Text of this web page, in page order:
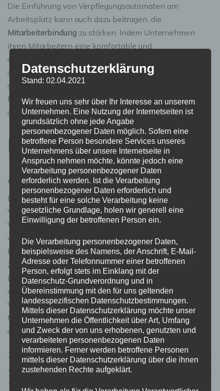
Die Einführung von Verpflegungsautomaten am
Arbeitsplatz kann auch dazu beitragen, die
Mitarbeiterbindung zu stärken. Indem Unternehmen
ihren Mitarbeitern eine komfortable und
abwechslungsreiche Verpflegungsoption bieten,
signalisieren sie Wertschätzung und Fürsorge. Dies kann
sich positiv auf das Arbeitsklima, das Engagement der
Mitarbeiter und letztendlich auf die langfristige Bindung
der Belegschaft auswirken.
Die Zukunft der
Arbeitsverpflegung
Die Einführung vonSnackautomatenund
Verpflegungsautomaten hat zweifellos die Art und
Weise, wie Mitarbeiter am Arbeitsplatz verpflegt
werden, revolutioniert. Durch die Kombination von
Bequemlichkeit, Vielfalt, Gesundheitsbewusstsein und
Zeitersparnis bieten diese Automaten eine moderne
Lösung für die Ernährungsbedürfnisse der heutigen
Arbeitswelt. Mit Blick auf die steigende Bedeutung der
Work-Life-Balance und des Wohlbefindens der
Mitarbeiter wird die Rolle der Verpflegungsautomaten in
der Arbeitskultur immer bedeutsamer.
——————————————————————————
——————————————————————————
——————-
Datenschutzerklärung
Stand: 02.04.2021
Wir freuen uns sehr über Ihr Interesse an unserem
Unternehmen. Eine Nutzung der Internetseiten ist
grundsätzlich ohne jede Angabe
personenbezogener Daten möglich. Sofern eine
betroffene Person besondere Services unseres
Unternehmens über unsere Internetseite in
Anspruch nehmen möchte, könnte jedoch eine
Verarbeitung personenbezogener Daten
erforderlich werden. Ist die Verarbeitung
personenbezogener Daten erforderlich und
besteht für eine solche Verarbeitung keine
gesetzliche Grundlage, holen wir generell eine
Einwilligung der betroffenen Person ein.
Die Verarbeitung personenbezogener Daten,
beispielsweise des Namens, der Anschrift, E-Mail-
Adresse oder Telefonnummer einer betroffenen
Person, erfolgt stets im Einklang mit der
Datenschutz-Grundverordnung und in
Übereinstimmung mit den für uns geltenden
landesspezifischen Datenschutzbestimmungen.
Mittels dieser Datenschutzerklärung möchte unser
Unternehmen die Öffentlichkeit über Art, Umfang
und Zweck der von uns erhobenen, genutzten und
verarbeiteten personenbezogenen Daten
informieren. Ferner werden betroffene Personen
mittels dieser Datenschutzerklärung über die ihnen
zustehenden Rechte aufgeklärt.